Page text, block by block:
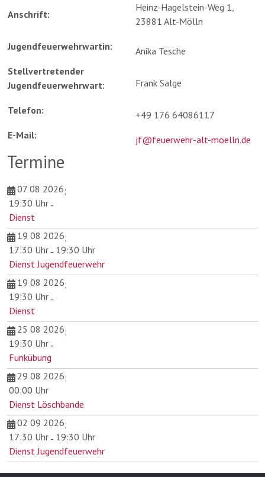
Anschrift:
Heinz-Hagelstein-Weg 1,
23881 Alt-Mölln
Jugendfeuerwehrwartin:
Anika Tesche
Stellvertretender
Jugendfeuerwehrwart:
Frank Salge
Telefon:
+49 176 64086117
E-Mail:
jf@feuerwehr-alt-moelln.de
Termine
07 08 2026;
19:30 Uhr -
Dienst
19 08 2026;
17:30 Uhr - 19:30 Uhr
Dienst Jugendfeuerwehr
19 08 2026;
19:30 Uhr -
Dienst
25 08 2026;
19:30 Uhr -
Funkübung
29 08 2026;
00:00 Uhr
Dienst Löschbande
02 09 2026;
17:30 Uhr - 19:30 Uhr
Dienst Jugendfeuerwehr